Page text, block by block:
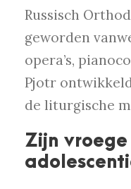
Russisch
geworden
opera’s,
Pjotr
de liturgische
Zijn